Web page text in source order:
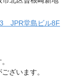
JPR堂島ビル8F
ざいます。